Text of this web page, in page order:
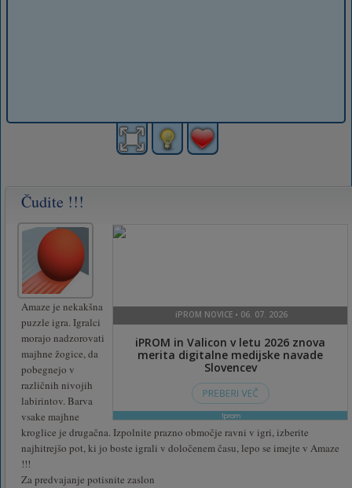
Čudite !!!
Amaze je nekakšna
puzzle igra. Igralci
morajo nadzorovati
majhne žogice, da
pobegnejo v
različnih nivojih
labirintov. Barva
vsake majhne
kroglice je drugačna. Izpolnite prazno območje ravni v igri, izberite
najhitrejšo pot, ki jo boste igrali v določenem času, lepo se imejte v Amaze
!!!
Za predvajanje potisnite zaslon